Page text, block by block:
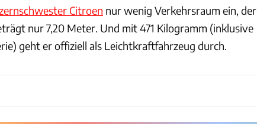
Citroen nur wenig Verkehrsraum ein, der
nur 7,20 Meter. Und mit 471 Kilogramm (inklusive
geht er offiziell als Leichtkraftfahrzeug durch.